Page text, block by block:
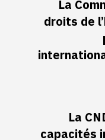
La
droits de
La
capacités